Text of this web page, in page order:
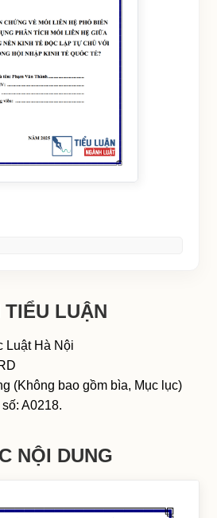
LUẬN
Luật Hà Nội
(Không bao gồm bìa, Mục lục)
A0218.
NỘI DUNG